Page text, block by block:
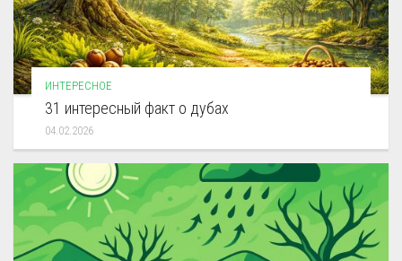
ИНТЕРЕСНОЕ
31 интересный факт о дубах
04.02.2026